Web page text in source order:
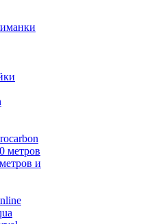
метров
и